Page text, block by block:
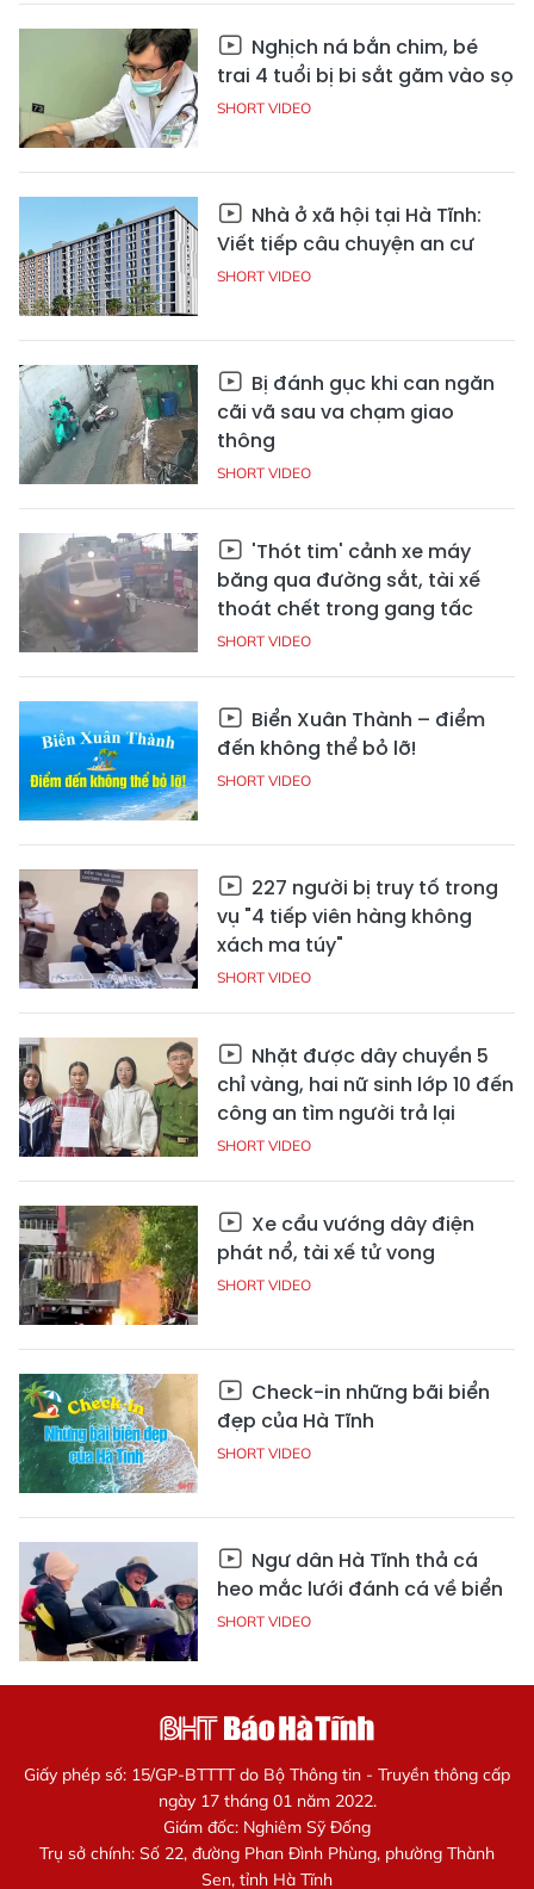
Nghịch ná bắn chim, bé
trai 4 tuổi bị bi sắt găm vào sọ
SHORT VIDEO
Nhà ở xã hội tại Hà Tĩnh:
Viết tiếp câu chuyện an cư
SHORT VIDEO
Bị đánh gục khi can ngăn
cãi vã sau va chạm giao
thông
SHORT VIDEO
'Thót tim' cảnh xe máy
băng qua đường sắt, tài xế
thoát chết trong gang tấc
SHORT VIDEO
Biển Xuân Thành – điểm
đến không thể bỏ lỡ!
SHORT VIDEO
227 người bị truy tố trong
vụ "4 tiếp viên hàng không
xách ma túy"
SHORT VIDEO
Nhặt được dây chuyền 5
chỉ vàng, hai nữ sinh lớp 10 đến
công an tìm người trả lại
SHORT VIDEO
Xe cẩu vướng dây điện
phát nổ, tài xế tử vong
SHORT VIDEO
Check-in những bãi biển
đẹp của Hà Tĩnh
SHORT VIDEO
Ngư dân Hà Tĩnh thả cá
heo mắc lưới đánh cá về biển
SHORT VIDEO
Giấy phép số: 15/GP-BTTTT do Bộ Thông tin - Truyền thông cấp
ngày 17 tháng 01 năm 2022.
Giám đốc: Nghiêm Sỹ Đống
Trụ sở chính: Số 22, đường Phan Đình Phùng, phường Thành
Sen, tỉnh Hà Tĩnh